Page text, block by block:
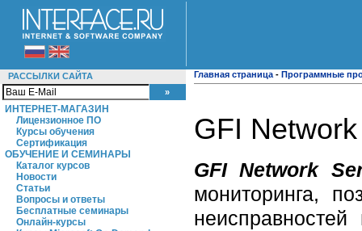
РАССЫЛКИ САЙТА
ИНТЕРНЕТ-МАГАЗИН
Лицензионное ПО
Курсы обучения
Сертификация
ОБУЧЕНИЕ И СЕМИНАРЫ
Каталог курсов
Новости
Статьи
Вопросы и ответы
Бесплатные семинары
Онлайн-курсы
Главная страница - Программные
GFI
GFI Network
мониторинга,